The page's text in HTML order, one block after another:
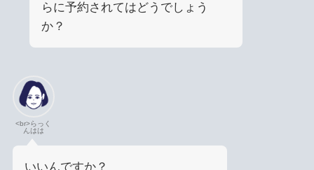
らに予約されてはどうでしょう
か？
<br>らっく
んはは
いいんですか？